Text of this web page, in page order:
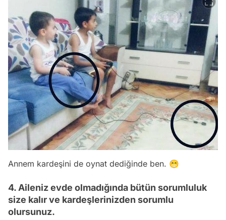
Annem kardeşini de oynat dediğinde ben. 😁
4. Aileniz evde olmadığında bütün sorumluluk
size kalır ve kardeşlerinizden sorumlu
olursunuz.